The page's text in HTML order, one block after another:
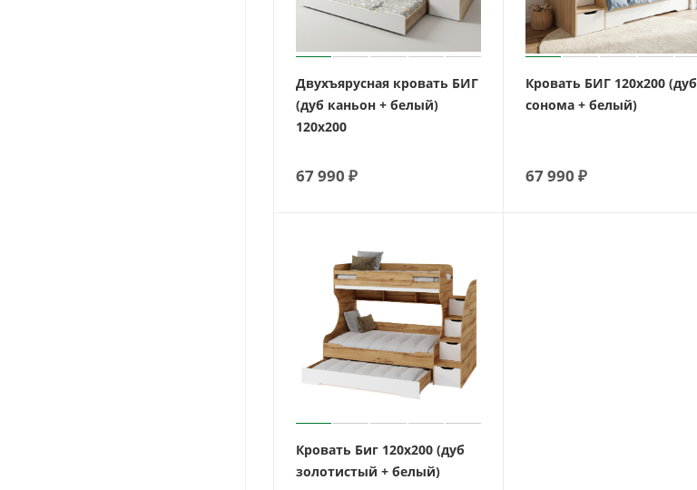
Двухъярусная кровать БИГ
(дуб каньон + белый)
120х200
67 990 ₽
Кровать БИГ 120х200 (дуб
сонома + белый)
67 990 ₽
Кровать Биг 120х200 (дуб
золотистый + белый)